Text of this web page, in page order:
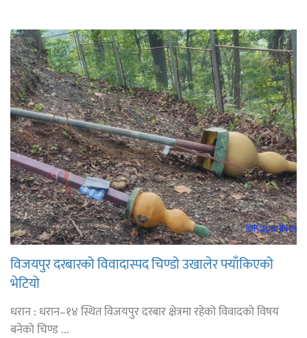
विजयपुर दरबारको विवादास्पद चिण्डो उखालेर फ्याँकिएको
भेटियो
धरान : धरान–१४ स्थित विजयपुर दरबार क्षेत्रमा रहेको विवादको विषय
बनेको चिण्ड ...